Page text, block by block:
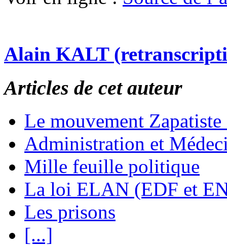
Alain KALT
Articles de cet auteur
Le mouvement
Administration et
Mille feuille politique
La loi ELAN (EDF et
Les prisons
[...]